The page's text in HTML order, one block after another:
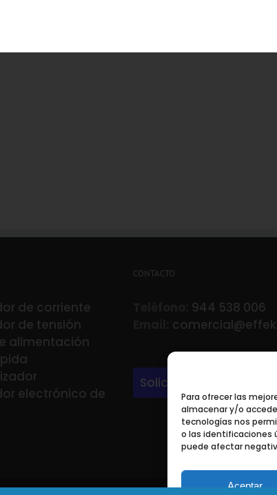
Para ofrecer las
almacenar y/o
tecnologías nos
o las identificaciones
puede afectar
Aceptar
de corriente
de tensión
alimentación
electrónico de
CONTACTO
944 538 006
Solicita información